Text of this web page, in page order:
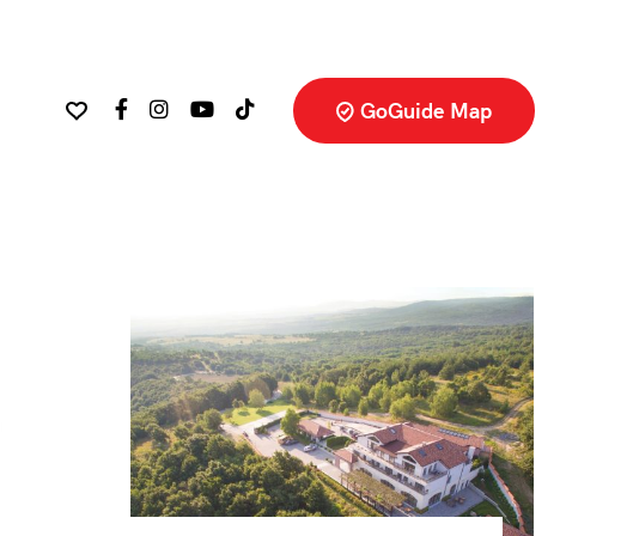
GoGuide Map